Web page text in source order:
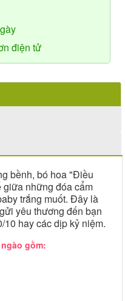
điện tử
bềnh, bó hoa "Điều
giữa những đóa cẩm
trắng muốt. Đây là
yêu thương đến bạn
10 hay các dịp kỷ niệm.
gồm: